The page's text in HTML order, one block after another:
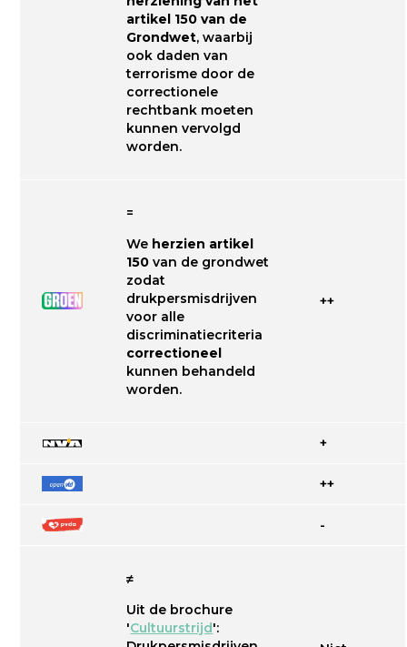
artikel 150 van de
Grondwet, waarbij
ook daden van
terrorisme door de
correctionele
rechtbank moeten
kunnen vervolgd
worden.
=
We herzien artikel
150van de grondwet
zodat
drukpersmisdrijven
voor alle
discriminatiecriteria
correctioneel
kunnen behandeld
worden.
++
+
++
-
≠
Uit de brochure
'Cultuurstrijd':